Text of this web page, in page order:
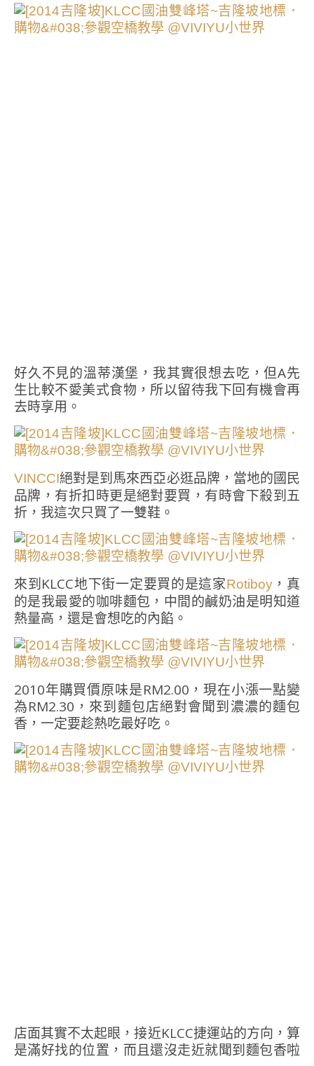
好久不見的溫蒂漢堡，我其實很想去吃，但A先
生比較不愛美式食物，所以留待我下回有機會再
去時享用。
VINCCI絕對是到馬來西亞必逛品牌，當地的國民
品牌，有折扣時更是絕對要買，有時會下殺到五
折，我這次只買了一雙鞋。
來到KLCC地下街一定要買的是這家Rotiboy，真
的是我最愛的咖啡麵包，中間的鹹奶油是明知道
熱量高，還是會想吃的內餡。
2010年購買價原味是RM2.00，現在小漲一點變
為RM2.30，來到麵包店絕對會聞到濃濃的麵包
香，一定要趁熱吃最好吃。
店面其實不太起眼，接近KLCC捷運站的方向，算
是滿好找的位置，而且還沒走近就聞到麵包香啦